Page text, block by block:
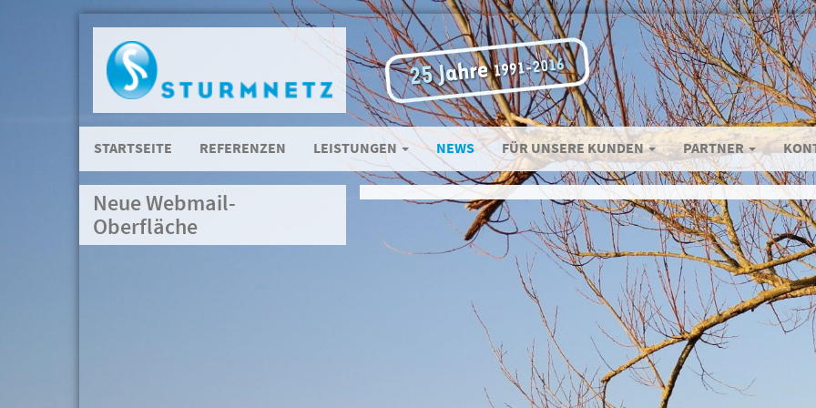
STARTSEITE REFERENZEN LEISTUNGEN NEWS FÜR UNSERE KUNDEN PARTNER
Neue Webmail-
Oberfläche